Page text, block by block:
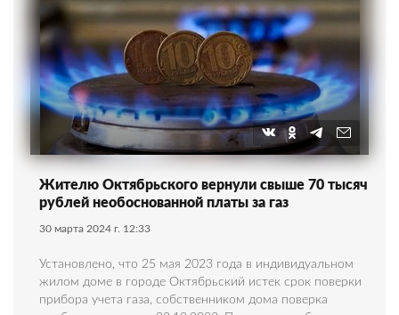
Жителю Октябрьского вернули свыше 70 тысяч
рублей необоснованной платы за газ
30 марта 2024 г. 12:33
Установлено, что 25 мая 2023 года в индивидуальном
жилом доме в городе Октябрьский истек срок поверки
прибора учета газа, собственником дома поверка